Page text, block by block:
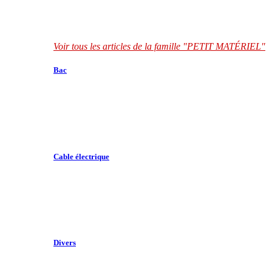
Voir tous les articles de la famille "PETIT MATÉRIEL"
Bac
Cable électrique
Divers